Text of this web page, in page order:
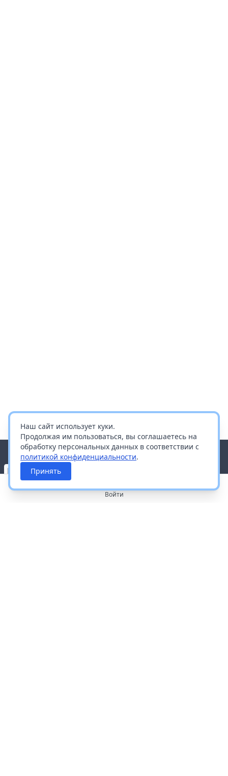
Наш сайт использует куки.
Продолжая им пользоваться, вы соглашаетесь на
обработку персональных данных в соответствии с
политикой конфиденциальности.
Принять
Войти